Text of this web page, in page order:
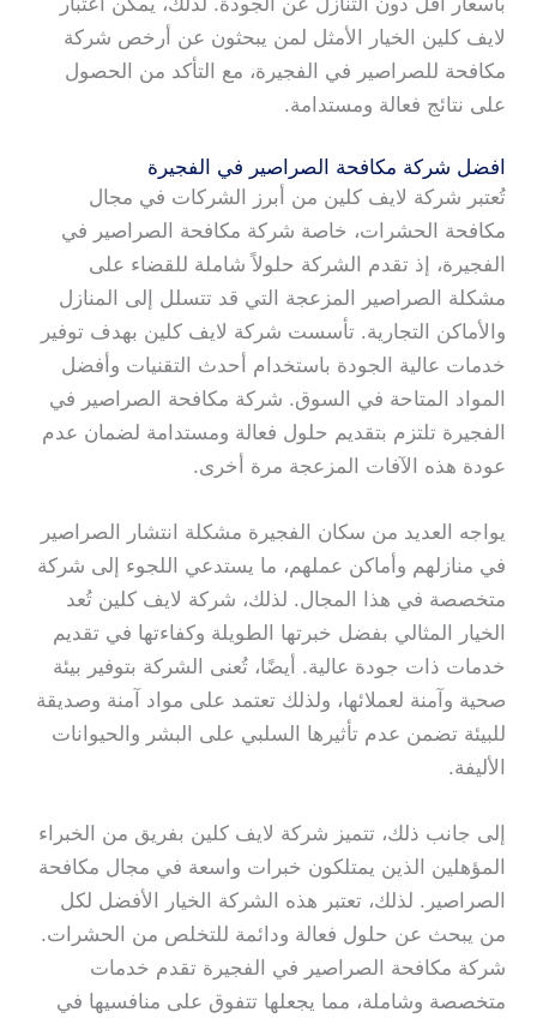
لايف كلين الخيار الأمثل لمن يبحثون عن أرخص شركة
مكافحة للصراصير في الفجيرة، مع التأكد من الحصول
على نتائج فعالة ومستدامة.
افضل شركة مكافحة الصراصير في الفجيرة
تُعتبر شركة لايف كلين من أبرز الشركات في مجال
مكافحة الحشرات، خاصة شركة مكافحة الصراصير في
الفجيرة، إذ تقدم الشركة حلولاً شاملة للقضاء على
مشكلة الصراصير المزعجة التي قد تتسلل إلى المنازل
والأماكن التجارية. تأسست شركة لايف كلين بهدف توفير
خدمات عالية الجودة باستخدام أحدث التقنيات وأفضل
المواد المتاحة في السوق. شركة مكافحة الصراصير في
الفجيرة تلتزم بتقديم حلول فعالة ومستدامة لضمان عدم
عودة هذه الآفات المزعجة مرة أخرى.
يواجه العديد من سكان الفجيرة مشكلة انتشار الصراصير
في منازلهم وأماكن عملهم، ما يستدعي اللجوء إلى شركة
متخصصة في هذا المجال. لذلك، شركة لايف كلين تُعد
الخيار المثالي بفضل خبرتها الطويلة وكفاءتها في تقديم
خدمات ذات جودة عالية. أيضًا، تُعنى الشركة بتوفير بيئة
صحية وآمنة لعملائها، ولذلك تعتمد على مواد آمنة وصديقة
للبيئة تضمن عدم تأثيرها السلبي على البشر والحيوانات
الأليفة.
إلى جانب ذلك، تتميز شركة لايف كلين بفريق من الخبراء
المؤهلين الذين يمتلكون خبرات واسعة في مجال مكافحة
الصراصير. لذلك، تعتبر هذه الشركة الخيار الأفضل لكل
من يبحث عن حلول فعالة ودائمة للتخلص من الحشرات.
شركة مكافحة الصراصير في الفجيرة تقدم خدمات
متخصصة وشاملة، مما يجعلها تتفوق على منافسيها في